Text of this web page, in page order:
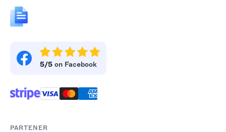
5/5 on Facebook
PARTENER